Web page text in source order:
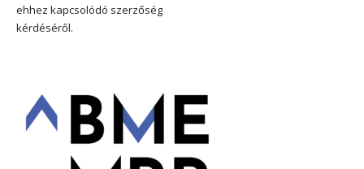
ehhez kapcsolódó szerzőség
kérdéséről.